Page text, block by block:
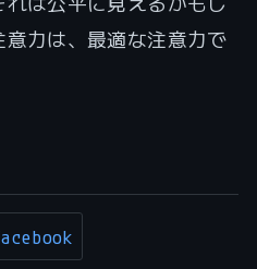
力は、最適な注意力で